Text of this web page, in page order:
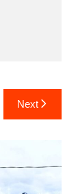
Next